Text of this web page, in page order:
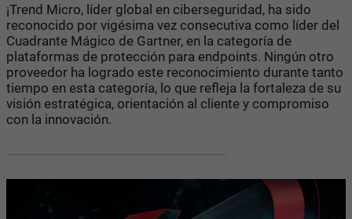
¡Trend Micro, líder global en ciberseguridad, ha sido
reconocido por vigésima vez consecutiva como líder del
Cuadrante Mágico de Gartner, en la categoría de
plataformas de protección para endpoints. Ningún otro
proveedor ha logrado este reconocimiento durante tanto
tiempo en esta categoría, lo que refleja la fortaleza de su
visión estratégica, orientación al cliente y compromiso
con la innovación.